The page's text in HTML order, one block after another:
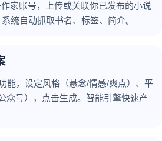
家账号，上传或关联你已发布的小说
系统自动抓取书名、标签、简介。
能，设定风格（悬念/情感/爽点）、平
众号），点击生成。智能引擎快速产